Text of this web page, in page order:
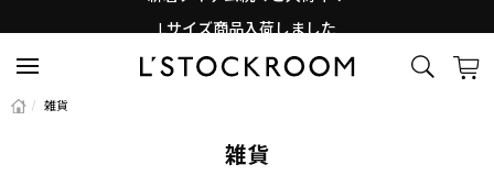
Lサイズ商品入荷しました
/ 雑貨
雑貨